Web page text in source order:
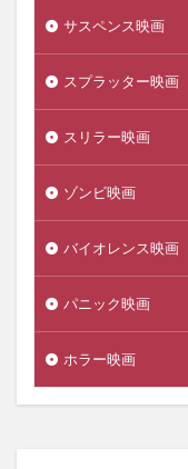
サスペンス映画
スプラッター映画
スリラー映画
ゾンビ映画
バイオレンス映画
パニック映画
ホラー映画